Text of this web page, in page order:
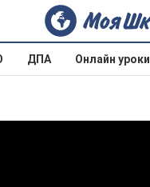
ДПА Онлайн уроки